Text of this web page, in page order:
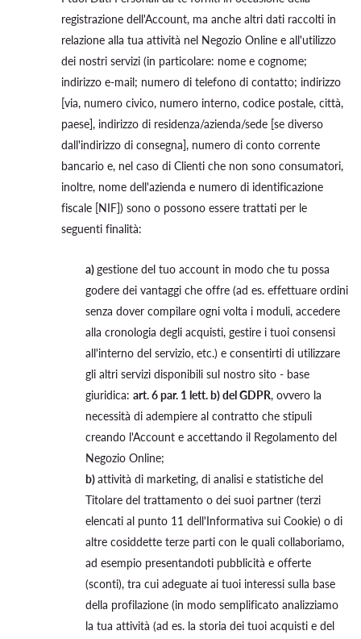
registrazione dell'Account, ma anche altri dati raccolti in
relazione alla tua attività nel Negozio Online e all'utilizzo
dei nostri servizi (in particolare: nome e cognome;
indirizzo e-mail; numero di telefono di contatto; indirizzo
[via, numero civico, numero interno, codice postale, città,
paese], indirizzo di residenza/azienda/sede [se diverso
dall'indirizzo di consegna], numero di conto corrente
bancario e, nel caso di Clienti che non sono consumatori,
inoltre, nome dell'azienda e numero di identificazione
fiscale [NIF]) sono o possono essere trattati per le
seguenti finalità:
a)gestione del tuo account in modo che tu possa
godere dei vantaggi che offre (ad es. effettuare ordini
senza dover compilare ogni volta i moduli, accedere
alla cronologia degli acquisti, gestire i tuoi consensi
all'interno del servizio, etc.) e consentirti di utilizzare
gli altri servizi disponibili sul nostro sito - base
giuridica: art. 6 par. 1 lett. b) del GDPR, ovvero la
necessità di adempiere al contratto che stipuli
creando l'Account e accettando il Regolamento del
Negozio Online;
b)attività di marketing, di analisi e statistiche del
Titolare del trattamento o dei suoi partner (terzi
elencati al punto 11 dell'Informativa sui Cookie) o di
altre cosiddette terze parti con le quali collaboriamo,
ad esempio presentandoti pubblicità e offerte
(sconti), tra cui adeguate ai tuoi interessi sulla base
della profilazione (in modo semplificato analizziamo
la tua attività (ad es. la storia dei tuoi acquisti e del